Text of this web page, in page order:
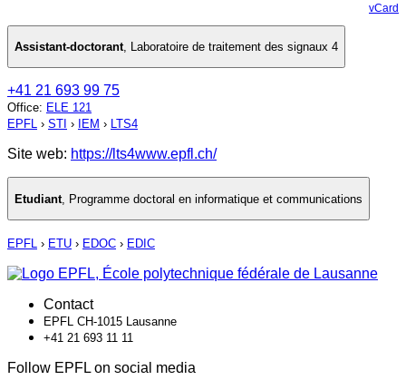
vCard
Assistant-doctorant, Laboratoire de traitement des signaux 4
+41 21 693 99 75
Office: ELE 121
EPFL › STI › IEM › LTS4
Site web: https://lts4www.epfl.ch/
Etudiant Programme doctoral en informatique et communications
EPFL › ETU › EDOC › EDIC
Contact
EPFL CH-1015 Lausanne
+41 21 693 11 11
Follow EPFL on social media